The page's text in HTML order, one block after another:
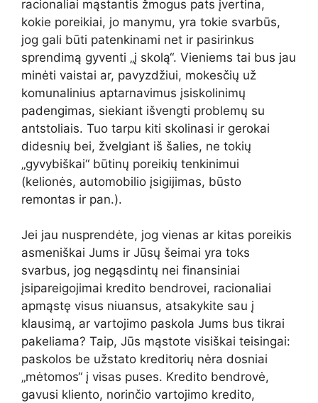
racionaliai mąstantis žmogus pats įvertina,
kokie poreikiai, jo manymu, yra tokie svarbūs,
jog gali būti patenkinami net ir pasirinkus
sprendimą gyventi „į skolą“. Vieniems tai bus jau
minėti vaistai ar, pavyzdžiui, mokesčių už
komunalinius aptarnavimus įsiskolinimų
padengimas, siekiant išvengti problemų su
antstoliais. Tuo tarpu kiti skolinasi ir gerokai
didesnių bei, žvelgiant iš šalies, ne tokių
„gyvybiškai“ būtinų poreikių tenkinimui
(kelionės, automobilio įsigijimas, būsto
remontas ir pan.).
Jei jau nusprendėte, jog vienas ar kitas poreikis
asmeniškai Jums ir Jūsų šeimai yra toks
svarbus, jog negąsdintų nei finansiniai
įsipareigojimai kredito bendrovei, racionaliai
apmąstę visus niuansus, atsakykite sau į
klausimą, ar vartojimo paskola Jums bus tikrai
pakeliama? Taip, Jūs mąstote visiškai teisingai:
paskolos be užstato kreditorių nėra dosniai
„mėtomos“ į visas puses. Kredito bendrovė,
gavusi kliento, norinčio vartojimo kredito,